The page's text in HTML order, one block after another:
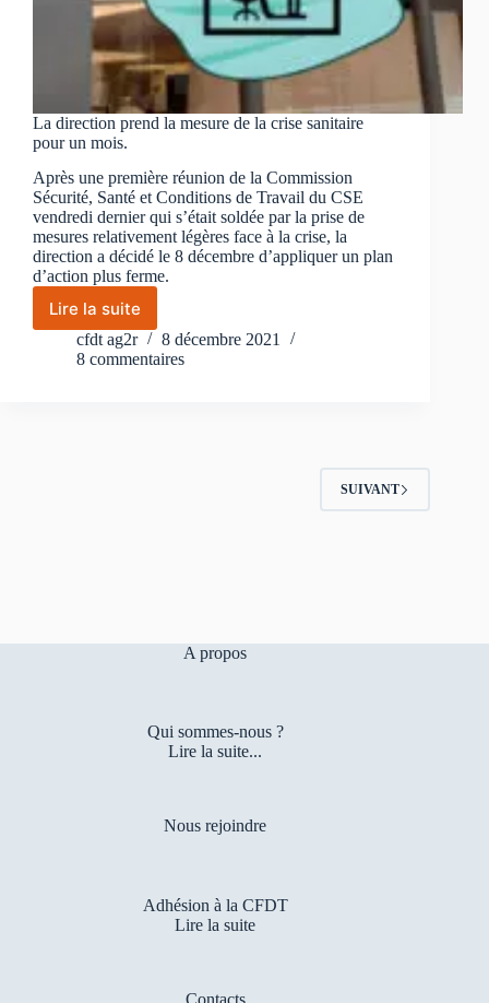
La direction prend la mesure de la crise sanitaire
pour un mois.
Après une première réunion de la Commission
Sécurité, Santé et Conditions de Travail du CSE
vendredi dernier qui s’était soldée par la prise de
mesures relativement légères face à la crise, la
direction a décidé le 8 décembre d’appliquer un plan
d’action plus ferme.
Lire la suite
La
direction
prend
cfdt ag2r
8 décembre 2021
8 commentaires
SUIVANT
A propos
Qui sommes-nous ?
Lire la suite...
Nous rejoindre
Adhésion à la CFDT
Lire la suite